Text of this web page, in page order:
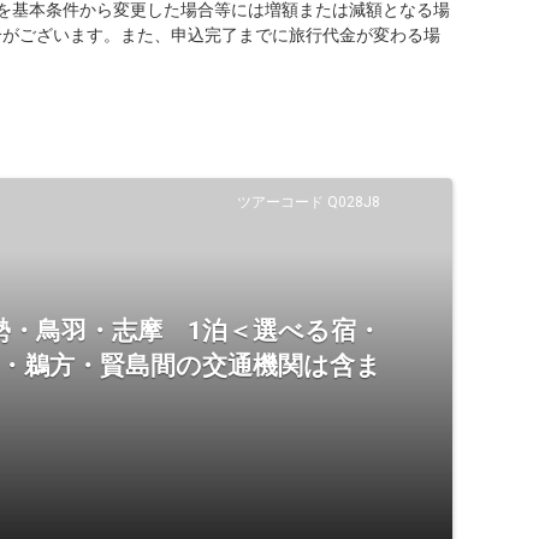
本条件から変更した場合等には増額または減額となる場
ございます。また、申込完了までに旅行代金が変わる場
ツアーコード Q028J8
・鳥羽・志摩 1泊＜選べる宿・
方・賢島間の交通機関は含ま